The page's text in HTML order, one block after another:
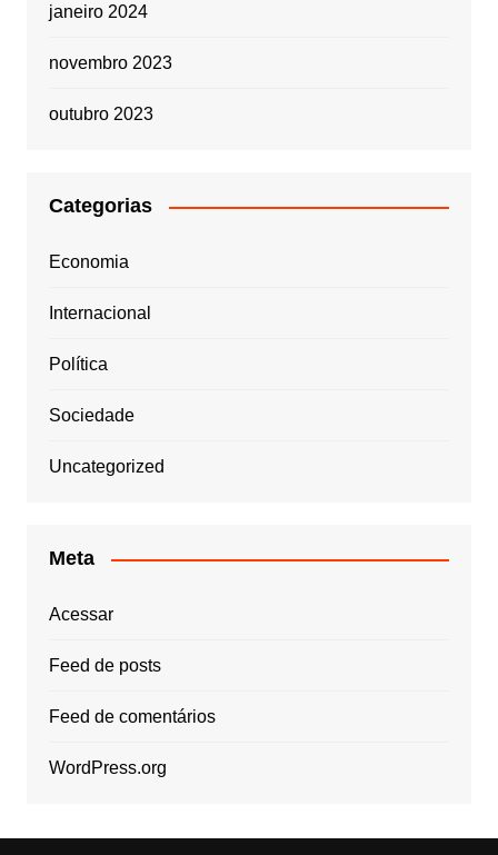
janeiro 2024
novembro 2023
outubro 2023
Categorias
Economia
Internacional
Política
Sociedade
Uncategorized
Meta
Acessar
Feed de posts
Feed de comentários
WordPress.org